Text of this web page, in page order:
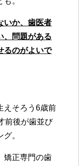
いか、歯医者
、問題がある
るのがよいで
えそろう6歳前
前後が歯並び
。
矯正専門の歯